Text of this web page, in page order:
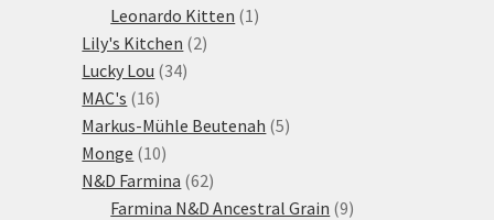
Leonardo Kitten 1 1
Lily's Kitchen 22
Lucky Lou 3434
MAC's 1616
produktů
Markus-Mühle Beutenah 55
Monge 1010
produktů
N&D Farmina 6262
produktů
Farmina N&D Ancestral Grain 99